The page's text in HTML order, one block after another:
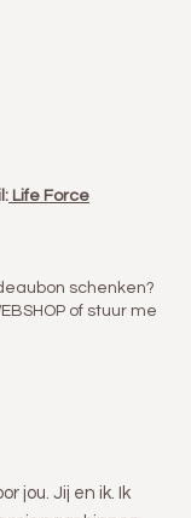
Life Force
schenken?
of stuur me
jou. Jij en ik. Ik